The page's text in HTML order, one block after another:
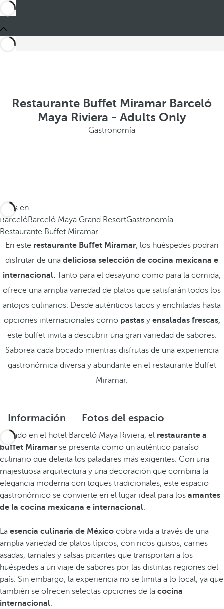
Restaurante Buffet Miramar Barceló
Maya Riviera - Adults Only
Gastronomía
Estás en
BarcelóBarceló Maya Grand ResortGastronomía
Restaurante Buffet Miramar
En este restaurante Buffet Miramar, los huéspedes podran
disfrutar de una deliciosa selección de cocina mexicana e
internacional. Tanto para el desayuno como para la comida,
ofrece una amplia variedad de platos que satisfarán todos los
antojos culinarios. Desde auténticos tacos y enchiladas hasta
opciones internacionales como pastasy ensaladas frescas,
este buffet invita a descubrir una gran variedad de sabores.
Saborea cada bocado mientras disfrutas de una experiencia
gastronómica diversa y abundante en el restaurante Buffet
Miramar.
Información Fotos del espacio
Situado en el hotel Barceló Maya Riviera, el restaurante a
buffet Miramar se presenta como un auténtico paraíso
culinario que deleita los paladares más exigentes. Con una
majestuosa arquitectura y una decoración que combina la
elegancia moderna con toques tradicionales, este espacio
gastronómico se convierte en el lugar ideal para los amantes
de la cocina mexicana e internacional.
La esencia culinaria de México cobra vida a través de una
amplia variedad de platos típicos, con ricos guisos, carnes
asadas, tamales y salsas picantes que transportan a los
huéspedes a un viaje de sabores por las distintas regiones del
país. Sin embargo, la experiencia no se limita a lo local, ya que
también se ofrecen selectas opciones de la cocina
internacional.